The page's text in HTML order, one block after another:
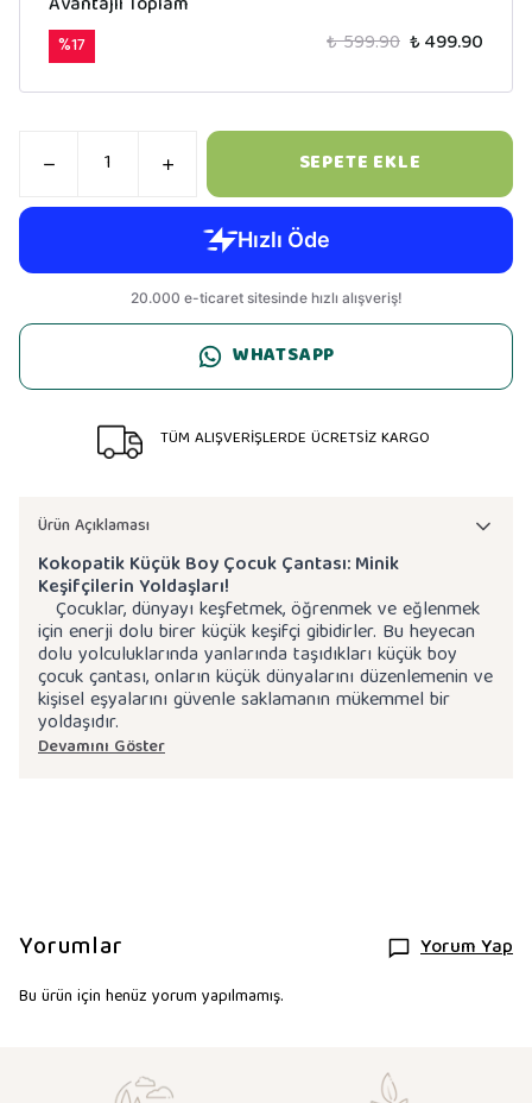
%17 ₺ 599.90 ₺ 499.90
SEPETE EKLE
WHATSAPP
TÜM ALIŞVERİŞLERDE ÜCRETSİZ KARGO
Ürün Açıklaması
Kokopatik Küçük Boy Çocuk Çantası: Minik
Keşifçilerin Yoldaşları!
Çocuklar, dünyayı keşfetmek, öğrenmek ve eğlenmek
için enerji dolu birer küçük keşifçi gibidirler. Bu heyecan
dolu yolculuklarında yanlarında taşıdıkları küçük boy
çocuk çantası, onların küçük dünyalarını düzenlemenin ve
kişisel eşyalarını güvenle saklamanın mükemmel bir
yoldaşıdır.
Devamını Göster
Yorumlar Yorum Yap
Bu ürün için henüz yorum yapılmamış.